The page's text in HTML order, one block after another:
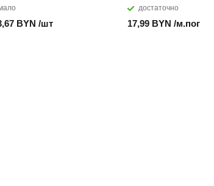
BYN /шт
достаточно
17,99 BYN /м.пог